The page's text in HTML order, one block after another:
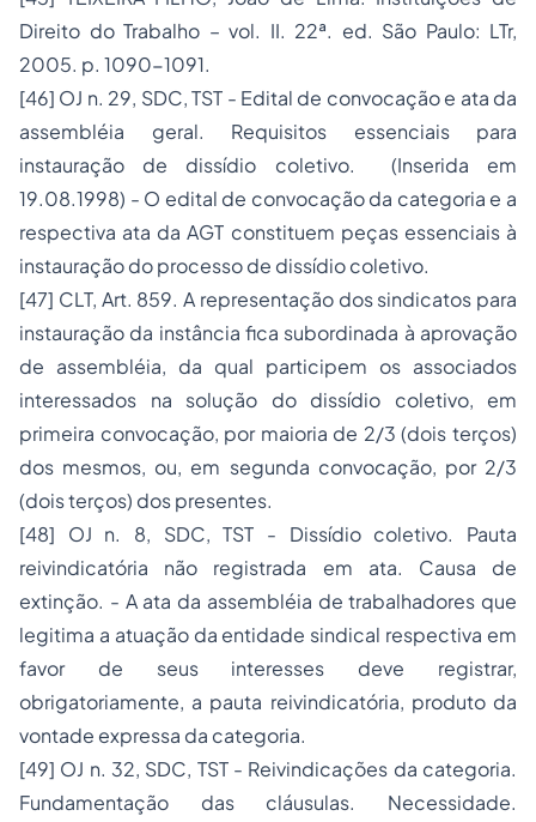
Direito do Trabalho – vol. II. 22ª. ed. São Paulo: LTr,
2005. p. 1090-1091.
[46] OJ n. 29, SDC, TST - Edital de convocação e ata da
assembléia geral. Requisitos essenciais para
instauração de dissídio coletivo. (Inserida em
19.08.1998) - O edital de convocação da categoria e a
respectiva ata da AGT constituem peças essenciais à
instauração do processo de dissídio coletivo.
[47] CLT, Art. 859. A representação dos sindicatos para
instauração da instância fica subordinada à aprovação
de assembléia, da qual participem os associados
interessados na solução do dissídio coletivo, em
primeira convocação, por maioria de 2/3 (dois terços)
dos mesmos, ou, em segunda convocação, por 2/3
(dois terços) dos presentes.
[48] OJ n. 8, SDC, TST - Dissídio coletivo. Pauta
reivindicatória não registrada em ata. Causa de
extinção. - A ata da assembléia de trabalhadores que
legitima a atuação da entidade sindical respectiva em
favor de seus interesses deve registrar,
obrigatoriamente, a pauta reivindicatória, produto da
vontade expressa da categoria.
[49] OJ n. 32, SDC, TST - Reivindicações da categoria.
Fundamentação das cláusulas. Necessidade.